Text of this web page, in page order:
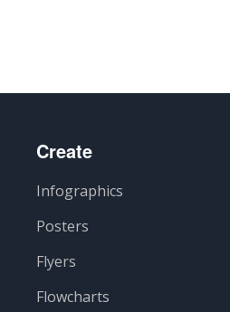
Create
Infographics
Posters
Flyers
Flowcharts